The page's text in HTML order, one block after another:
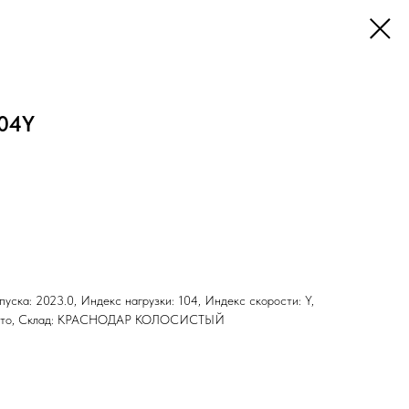
2023.0, Индекс нагрузки: 104, Индекс скорости: Y,
Склад: КРАСНОДАР КОЛОСИСТЫЙ